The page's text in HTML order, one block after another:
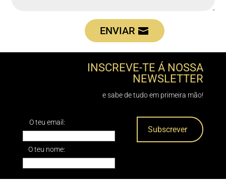
ENVIAR
INSCREVE-TE Á NOSSA
NEWSLETTER
e sabe de tudo em primeira mão!
O teu email:
O teu nome: